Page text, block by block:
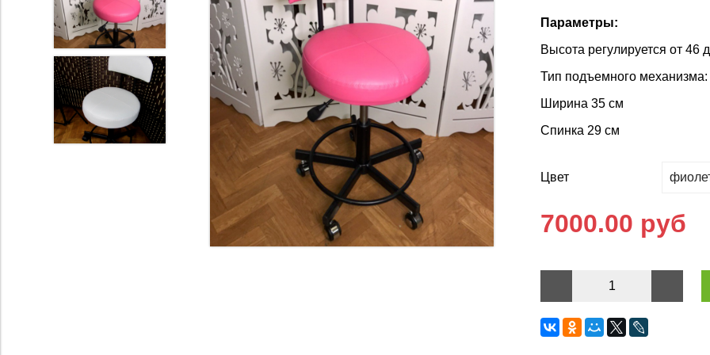
Параметры:
Высота регулируется от 46
Тип подъемного
Ширина 35 см
Спинка 29 см
Цвет
7000.00 руб